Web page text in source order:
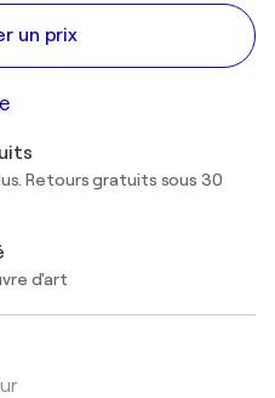
un prix
Retours gratuits sous 30
d'art